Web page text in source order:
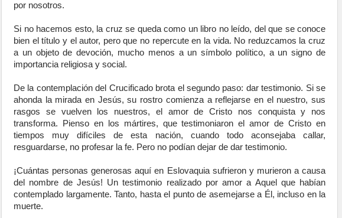
por nosotros.
Si no hacemos esto, la cruz se queda como un libro no leído, del que se conoce
bien el título y el autor, pero que no repercute en la vida. No reduzcamos la cruz
a un objeto de devoción, mucho menos a un símbolo político, a un signo de
importancia religiosa y social.
De la contemplación del Crucificado brota el segundo paso: dar testimonio. Si se
ahonda la mirada en Jesús, su rostro comienza a reflejarse en el nuestro, sus
rasgos se vuelven los nuestros, el amor de Cristo nos conquista y nos
transforma. Pienso en los mártires, que testimoniaron el amor de Cristo en
tiempos muy difíciles de esta nación, cuando todo aconsejaba callar,
resguardarse, no profesar la fe. Pero no podían dejar de dar testimonio.
¡Cuántas personas generosas aquí en Eslovaquia sufrieron y murieron a causa
del nombre de Jesús! Un testimonio realizado por amor a Aquel que habían
contemplado largamente. Tanto, hasta el punto de asemejarse a Él, incluso en la
muerte.